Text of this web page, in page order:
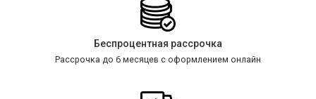
Беспроцентная рассрочка
Рассрочка до 6 месяцев с оформлением онлайн